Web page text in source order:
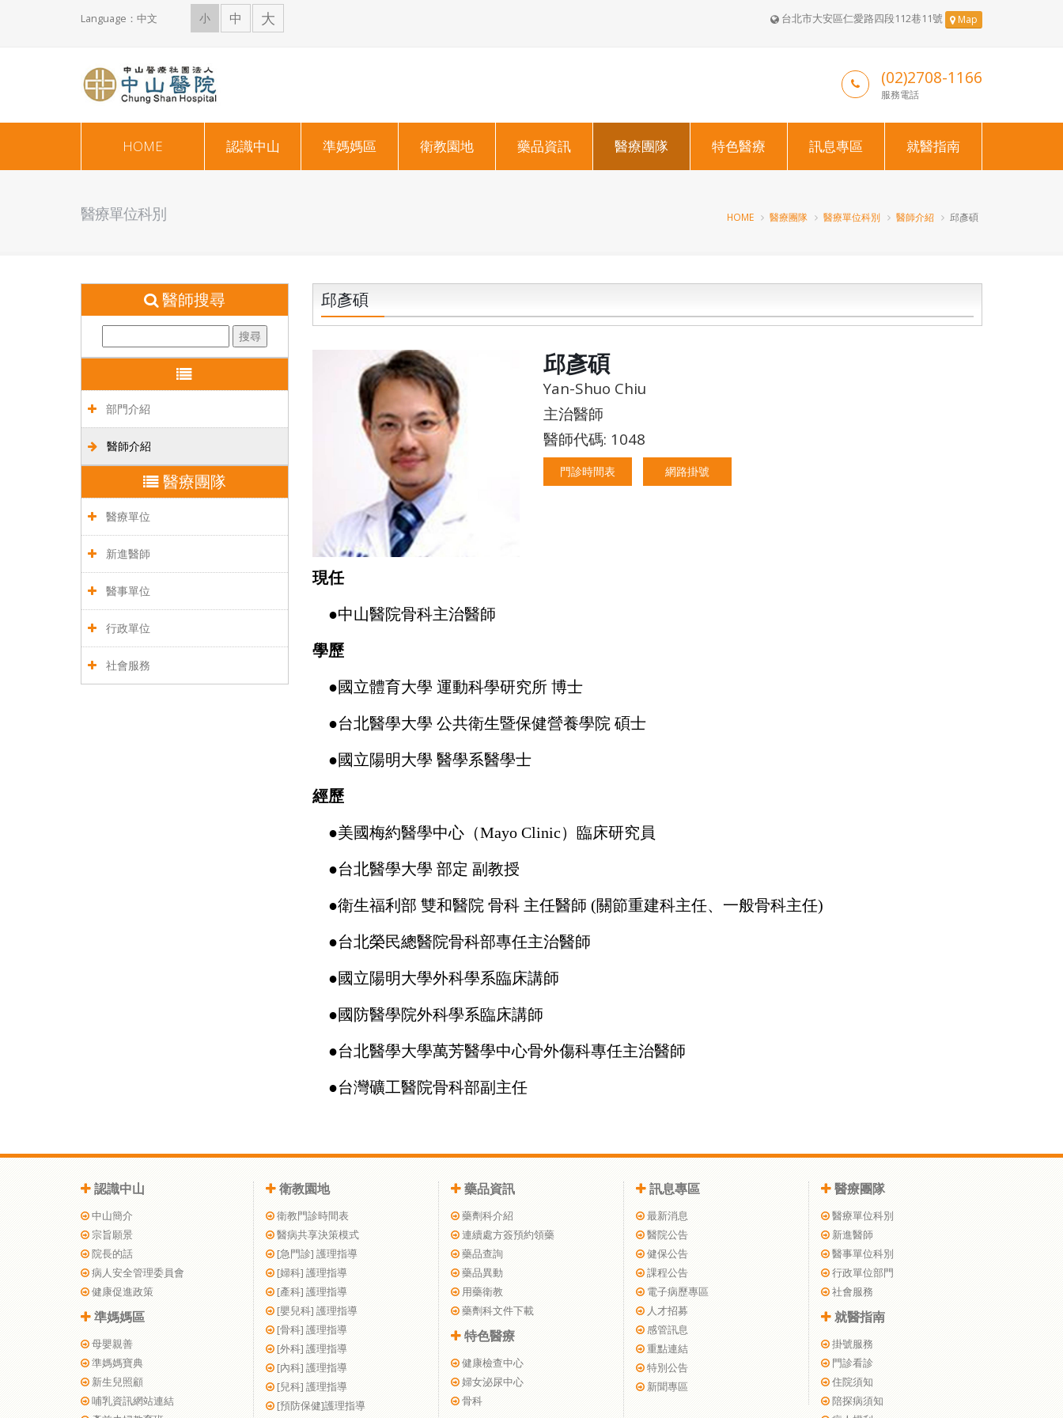
Language：中文 小 中 大 台北市大安區仁愛路四段112巷11號 Map
(02)2708-1166
服務電話
HOME 認識中山 準媽媽區 衛教園地 藥品資訊 醫療團隊 特色醫療 訊息專區 就醫指南
醫療單位科別 HOME 醫療團隊 醫療單位科別 醫師介紹 邱彥碩
醫師搜尋
部門介紹
醫師介紹
醫療團隊
醫療單位
新進醫師
醫事單位
行政單位
社會服務
邱彥碩
邱彥碩
Yan-Shuo Chiu
主治醫師
醫師代碼: 1048
門診時間表 網路掛號
現任
●中山醫院骨科主治醫師
學歷
●國立體育大學 運動科學研究所 博士
●台北醫學大學 公共衛生暨保健營養學院 碩士
●國立陽明大學 醫學系醫學士
經歷
●美國梅約醫學中心（Mayo Clinic）臨床研究員
●台北醫學大學 部定 副教授
●衛生福利部 雙和醫院 骨科 主任醫師 (關節重建科主任、一般骨科主任)
●台北榮民總醫院骨科部專任主治醫師
●國立陽明大學外科學系臨床講師
●國防醫學院外科學系臨床講師
●台北醫學大學萬芳醫學中心骨外傷科專任主治醫師
●台灣礦工醫院骨科部副主任
認識中山
中山簡介
宗旨願景
院長的話
病人安全管理委員會
健康促進政策
準媽媽區
母嬰親善
準媽媽寶典
新生兒照顧
哺乳資訊網站連結
衛教園地
衛教門診時間表
醫病共享決策模式
[急門診] 護理指導
[婦科] 護理指導
[產科] 護理指導
[嬰兒科] 護理指導
[骨科] 護理指導
[外科] 護理指導
[內科] 護理指導
[兒科] 護理指導
[預防保健]護理指導
藥品資訊
藥劑科介紹
連續處方簽預約領藥
藥品查詢
藥品異動
用藥衛教
藥劑科文件下載
特色醫療
健康檢查中心
婦女泌尿中心
骨科
訊息專區
最新消息
醫院公告
健保公告
課程公告
電子病歷專區
人才招募
感管訊息
重點連結
特別公告
新聞專區
醫療團隊
醫療單位科別
新進醫師
醫事單位科別
行政單位部門
社會服務
就醫指南
掛號服務
門診看診
住院須知
陪探病須知